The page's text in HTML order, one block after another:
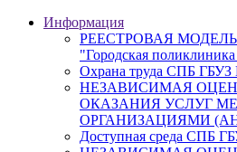
Информация
РЕЕСТРОВАЯ
"Городская
Охрана труда СПБ ГБУЗ
НЕЗАВИСИМАЯ
ОКАЗАНИЯ УСЛУГ
ОРГАНИЗАЦИЯМИ
Доступная среда СПБ